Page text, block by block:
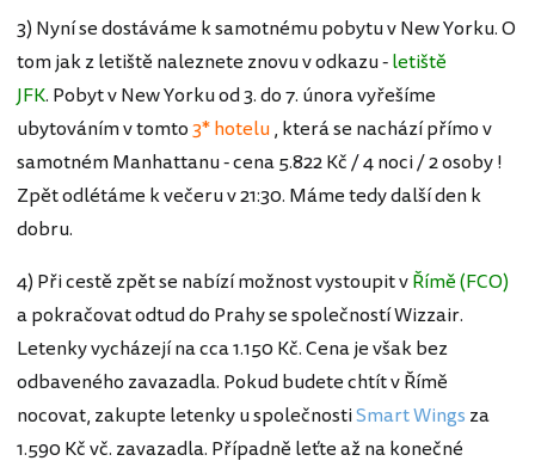
3) Nyní se dostáváme k samotnému pobytu v New Yorku. O
tom jak z letiště naleznete znovu v odkazu -letiště
JFK. Pobyt v New Yorku od 3. do 7. února vyřešíme
ubytováním v tomto3* hotelu, která se nachází přímo v
samotném Manhattanu - cena 5.822 Kč / 4 noci / 2 osoby !
Zpět odlétáme k večeru v 21:30. Máme tedy další den k
dobru.
4) Při cestě zpět se nabízí možnost vystoupit vŘímě (FCO)
a pokračovat odtud do Prahy se společností Wizzair.
Letenky vycházejí na cca 1.150 Kč. Cena je však bez
odbaveného zavazadla. Pokud budete chtít v Římě
nocovat, zakupte letenky u společnostiSmart Wings za
1.590 Kč vč. zavazadla. Případně leťte až na konečné